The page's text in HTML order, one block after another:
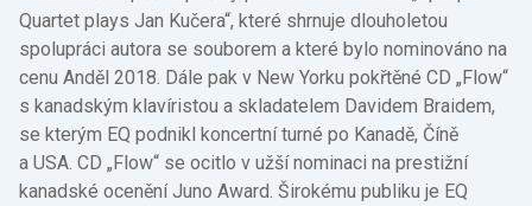
Quartet plays Jan Kučera“, které shrnuje dlouholetou
spolupráci autora se souborem a které bylo nominováno na
cenu Anděl 2018. Dále pak v New Yorku pokřtěné CD „Flow“
s kanadským klavíristou a skladatelem Davidem Braidem,
se kterým EQ podnikl koncertní turné po Kanadě, Číně
a USA. CD „Flow“ se ocitlo v užší nominaci na prestižní
kanadské ocenění Juno Award. Širokému publiku je EQ